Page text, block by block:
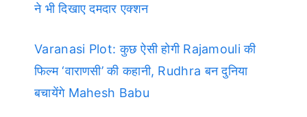
ने भी दिखाए दमदार एक्शन
Varanasi Plot: कुछ ऐसी होगी Rajamouli की
फिल्म ‘वाराणसी’ की कहानी, Rudhra बन दुनिया
बचायेंगे Mahesh Babu